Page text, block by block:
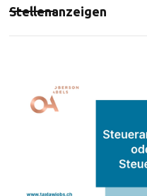
Stellenanzeigen